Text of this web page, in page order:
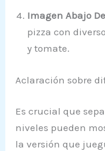
Imagen Abajo
pizza con
y tomate.
Aclaración sobre
Es crucial que
niveles pueden
la versión que